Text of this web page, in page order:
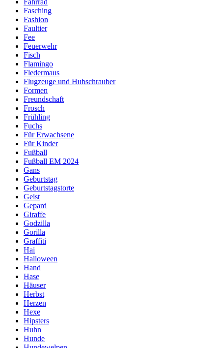
Fahrrad
Fasching
Fashion
Faultier
Fee
Feuerwehr
Fisch
Flamingo
Fledermaus
Flugzeuge und Hubschrauber
Formen
Freundschaft
Frosch
Frühling
Fuchs
Für Erwachsene
Für Kinder
Fußball
Fußball EM 2024
Gans
Geburtstag
Geburtstagstorte
Geist
Gepard
Giraffe
Godzilla
Gorilla
Graffiti
Hai
Halloween
Hand
Hase
Häuser
Herbst
Herzen
Hexe
Hipsters
Huhn
Hunde